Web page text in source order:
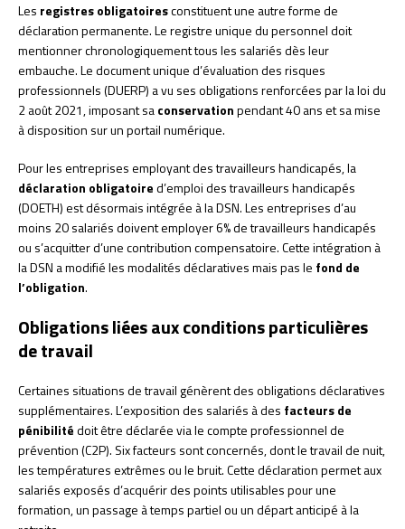
Les registres obligatoiresconstituent une autre forme de
déclaration permanente. Le registre unique du personnel doit
mentionner chronologiquement tous les salariés dès leur
embauche. Le document unique d’évaluation des risques
professionnels (DUERP) a vu ses obligations renforcées par la loi du
2 août 2021, imposant saconservationpendant 40 ans et sa mise
à disposition sur un portail numérique.
Pour les entreprises employant des travailleurs handicapés, la
déclaration obligatoired’emploi des travailleurs handicapés
(DOETH) est désormais intégrée à la DSN. Les entreprises d’au
moins 20 salariés doivent employer 6% de travailleurs handicapés
ou s’acquitter d’une contribution compensatoire. Cette intégration à
la DSN a modifié les modalités déclaratives mais pas le fond de
l’obligation.
Obligations liées aux conditions particulières
de travail
Certaines situations de travail génèrent des obligations déclaratives
supplémentaires. L’exposition des salariés à des facteurs de
pénibilitédoit être déclarée via le compte professionnel de
prévention (C2P). Six facteurs sont concernés, dont le travail de nuit,
les températures extrêmes ou le bruit. Cette déclaration permet aux
salariés exposés d’acquérir des points utilisables pour une
formation, un passage à temps partiel ou un départ anticipé à la